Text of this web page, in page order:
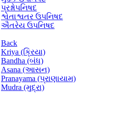
પ્રશ્નોપનિષદ
શ્વેતાશ્વતર ઉપનિષદ
ઐતરેય ઉપનિષદ
Back
Kriya (ક્રિયા)
Bandha (બંધ)
Asana (આસન)
Pranayama (પ્રાણાયામ)
Mudra (મુદ્રા)